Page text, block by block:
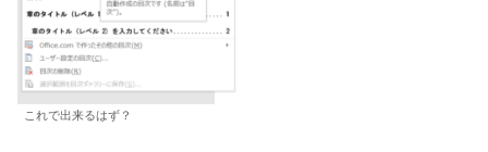
これで出来るはず？